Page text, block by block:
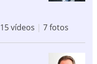
15 vídeos | 7 fotos